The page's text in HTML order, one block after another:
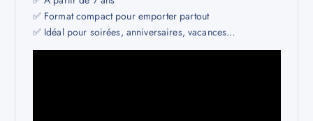
✅ Format compact pour emporter partout
✅ Idéal pour soirées, anniversaires, vacances…